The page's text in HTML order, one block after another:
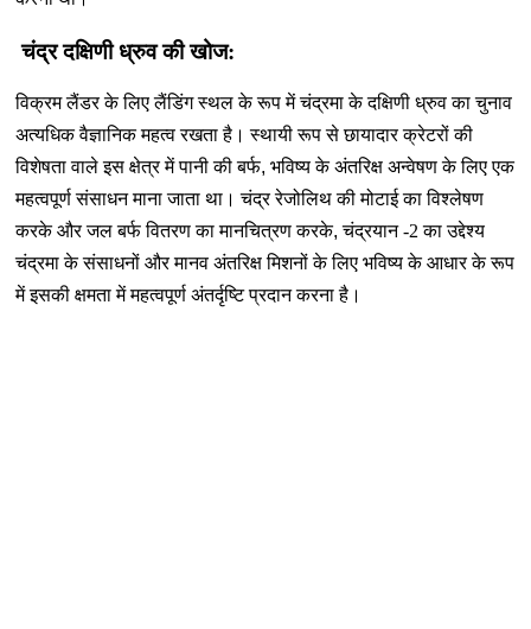
चंद्र दक्षिणी ध्रुव की खोज:
विक्रम लैंडर के लिए लैंडिंग स्थल के रूप में चंद्रमा के दक्षिणी ध्रुव का चुनाव
अत्यधिक वैज्ञानिक महत्व रखता है। स्थायी रूप से छायादार क्रेटरों की
विशेषता वाले इस क्षेत्र में पानी की बर्फ,भविष्य के अंतरिक्ष अन्वेषण के लिए एक
महत्वपूर्ण संसाधन माना जाता था। चंद्र रेजोलिथ की मोटाई का विश्लेषण
करके और जल बर्फ वितरण का मानचित्रण करके,चंद्रयान -2 का उद्देश्य
चंद्रमा के संसाधनों और मानव अंतरिक्ष मिशनों के लिए भविष्य के आधार के रूप
में इसकी क्षमता में महत्वपूर्ण अंतर्दृष्टि प्रदान करना है।